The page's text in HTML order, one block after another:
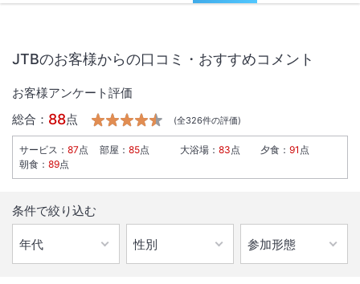
JTBのお客様からの口コミ・おすすめコメント
お客様アンケート評価
総合： 88点 (全326件の評価)
サービス ： 87点 部屋 ： 85点 大浴場 ： 83点 夕食 ： 91 点
朝食 ： 89点
条件で絞り込む